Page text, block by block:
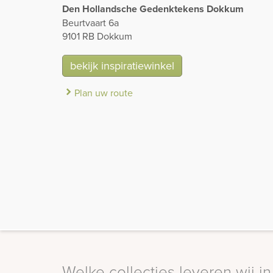
Den Hollandsche Gedenktekens Dokkum
Beurtvaart 6a
9101 RB Dokkum
bekijk inspiratiewinkel
Plan uw route